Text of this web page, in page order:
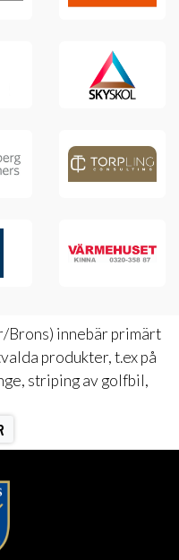
Brons) innebär primärt
produkter, t.ex på
striping av golfbil,